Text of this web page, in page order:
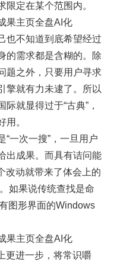
限定在某个范围内。
果主页全盘AI化
也不知道到底希望经过
的需求都是含糊的。除
题之外，只要用户寻求
擎就有力未逮了。所以
就显得过于“古典”，
用。
一次一搜”，一旦用户
出成果。而具有诘问能
改动就带来了体会上的
如果说传统查找是命
图形界面的Windows
果主页全盘AI化
更进一步，将常识嚼